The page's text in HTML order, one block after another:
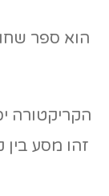
הוא ספר
הקריקטורה
זהו מסע בין